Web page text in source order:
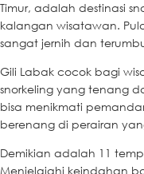
Timur, adalah destinasi
kalangan wisatawan.
sangat jernih dan
Gili Labak cocok bagi
snorkeling yang tenang
bisa menikmati
berenang di perairan
Demikian adalah 11
Menjelajahi keindahan